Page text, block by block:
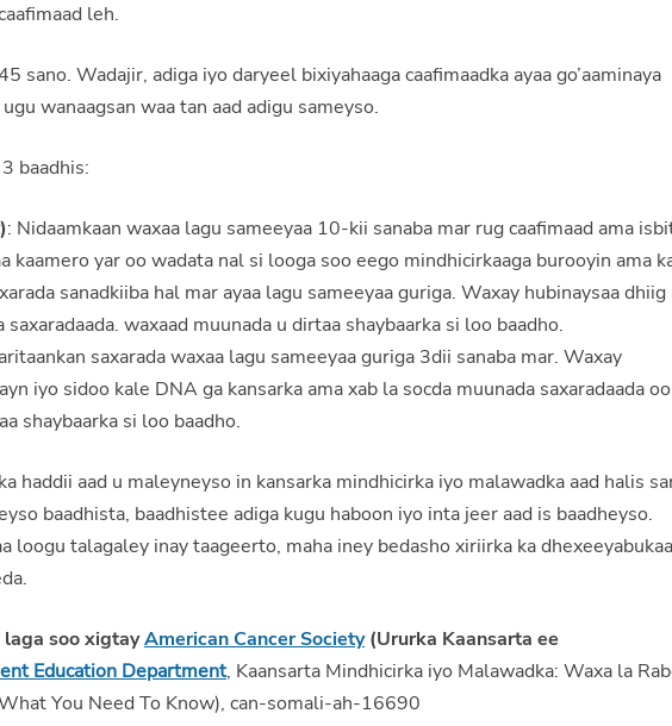
leh.
sano. Wadajir, adiga iyo daryeel bixiyahaaga caafimaadka ayaa go’aaminaya
wanaagsan waa tan aad adigu sameyso.
baadhis:
: Nidaamkaan waxaa lagu sameeyaa 10-kii sanaba mar rug caafimaad ama
kaamero yar oo wadata nal si looga soo eego mindhicirkaaga burooyin ama
sanadkiiba hal mar ayaa lagu sameeyaa guriga. Waxay hubinaysaa dhiig
waxaad muunada u dirtaa shaybaarka si loo baadho.
saxarada waxaa lagu sameeyaa guriga 3dii sanaba mar. Waxay
iyo sidoo kale DNA ga kansarka ama xab la socda muunada saxaradaada oo
shaybaarka si loo baadho.
haddii aad u maleyneyso in kansarka mindhicirka iyo malawadka aad halis
baadhista, baadhistee adiga kugu haboon iyo inta jeer aad is baadheyso.
loogu talagaley inay taageerto, maha iney bedasho xiriirka ka
laga soo xigtayAmerican Cancer Society(Ururka Kaansarta ee
Education Department, Kaansarta Mindhicirka iyo Malawadka: Waxa la
You Need To Know), can-somali-ah-16690